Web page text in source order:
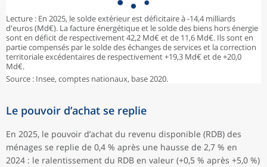
Lecture : En 2025, le solde extérieur est déficitaire à -14,4 milliards
d'euros (Md€). La facture énergétique et le solde des biens hors énergie
sont en déficit de respectivement 42,2 Md€ et de 11,6 Md€. Ils sont en
partie compensés par le solde des échanges de services et la correction
territoriale excédentaires de respectivement +19,3 Md€ et de +20,0
Md€.
Source : Insee, comptes nationaux, base 2020.
Le pouvoir d’achat se replie
En 2025, le pouvoir d’achat du revenu disponible (RDB) des
ménages se replie de 0,4 % après une hausse de 2,7 % en
2024 : le ralentissement du RDB en valeur (+0,5 % après +5,0 %)